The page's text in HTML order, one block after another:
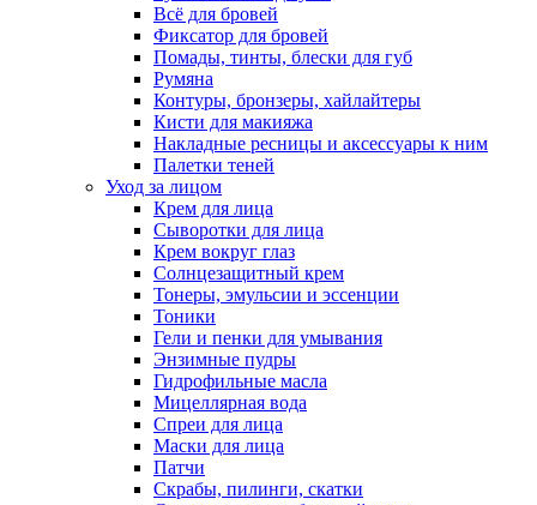
Всё для бровей
Фиксатор для бровей
Помады, тинты, блески для губ
Румяна
Контуры, бронзеры, хайлайтеры
Кисти для макияжа
Накладные ресницы и аксессуары к ним
Палетки теней
Уход за лицом
Крем для лица
Сыворотки для лица
Крем вокруг глаз
Солнцезащитный крем
Тонеры, эмульсии и эссенции
Тоники
Гели и пенки для умывания
Энзимные пудры
Гидрофильные масла
Мицеллярная вода
Спреи для лица
Маски для лица
Патчи
Скрабы, пилинги, скатки